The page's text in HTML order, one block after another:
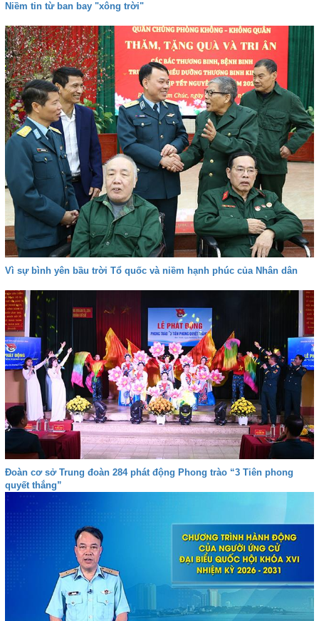
Niềm tin từ ban bay "xông trời"
Vì sự bình yên bầu trời Tổ quốc và niềm hạnh phúc của Nhân dân
Đoàn cơ sở Trung đoàn 284 phát động Phong trào “3 Tiên phong
quyết thắng”